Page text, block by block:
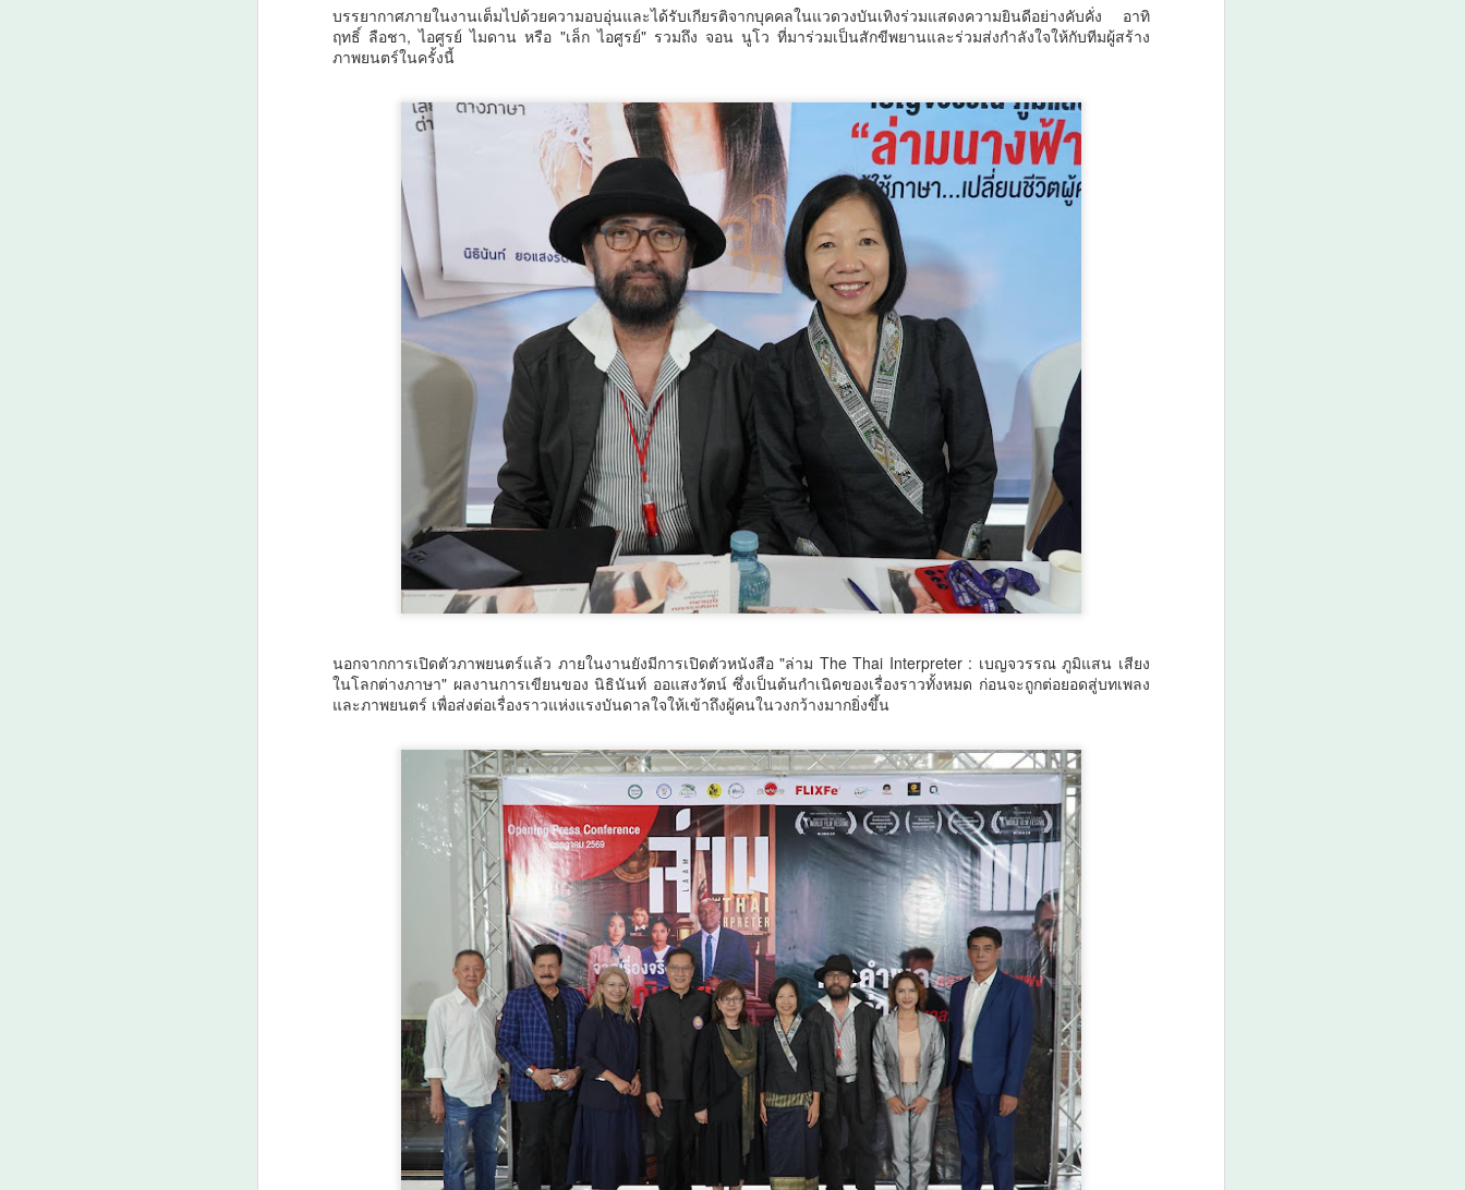
บรรยากาศภายในงานเต็มไปด้วยความอบอุ่นและได้รับเกียรติจากบุคคลในแวดวงบันเทิงร่วมแสดงความยินดีอย่างคับคั่ง อาทิ
ฤทธิ์ ลือชา, ไอศูรย์ ไมดาน หรือ "เล็ก ไอศูรย์" รวมถึง จอน นูโว ที่มาร่วมเป็นสักขีพยานและร่วมส่งกำลังใจให้กับทีมผู้สร้าง
ภาพยนตร์ในครั้งนี้
นอกจากการเปิดตัวภาพยนตร์แล้ว ภายในงานยังมีการเปิดตัวหนังสือ "ล่าม The Thai Interpreter : เบญจวรรณ ภูมิแสน เสียง
ในโลกต่างภาษา" ผลงานการเขียนของ นิธินันท์ ออแสงวัตน์ ซึ่งเป็นต้นกำเนิดของเรื่องราวทั้งหมด ก่อนจะถูกต่อยอดสู่บทเพลง
และภาพยนตร์ เพื่อส่งต่อเรื่องราวแห่งแรงบันดาลใจให้เข้าถึงผู้คนในวงกว้างมากยิ่งขึ้น
ป้องกันประเทศ
วศ.อว.–วท.กห.
AUG
กรมพัฒน์ คว้ารางวัล GDCC GOV Cloud Awards
ตอกย้ำความสำเร็จของระบบ DSD Online Training ใน
การขับเคลื่อนการพัฒนากำลังคนที่ทันสมัย
กรมพัฒน์ คว้ารางวัล GDCC GOV Cloud Awards ตอกย้ำความสำเร็จของ
ระบบ DSD Online Training ในการขับเคลื่อนการพัฒนากำลังคนที่ทันสมัย
กรมพัฒนาฝีมือแรงงาน ได้รับรางวัล GDCC GOV Cloud Awards ประจำปี
พ.ศ.
AUG
6
ศน. ร่วมกับจังหวัดสตูล จัดกิจกรรม “พลังศรัทธาถวาย
เทียนพรรษา 2 แผ่นดิน สานสัมพันธ์ ไทย – มาเลเซีย”
เชิญชวนพุทธศาสนิกชน งด ละ เลิกอบายมุข เนื่องใน
ศน.
AUG
6
มูลนิธิกองทุนนิยมไทย จับมือ กระทรวงวัฒนธรรม แถลง
เปิดตัวโครงการ ประกวดอัตลักษณ์อาหารภูมิภาค "รส
ถิ่นไทย" เฟ้นหาเมนูต้นตำรับ 4 ภูมิภาค ดัน Soft Power สู่
ระดับโลก
มูลนิธิกองทุนนิยมไทย จับมือ กระทรวงวัฒนธรรม แถลงเปิดตัวโครงการ
ประกวดอัตลักษณ์อาหารภูมิภาค "รสถิ่นไทย" เฟ้นหาเมนูต้นตำรับ 4 ภูมิภาค
ดัน Soft Power สู่ระดับโลก
เมื่อวันที่ 5 สิงหาคม 2569 — มูลนิธิกองทุนนิยมไทย ร่วมกับกระทรวง
วัฒนธรรม โดยกรมส่งเสริมวัฒนธรรม แถลงข่าวเปิดตัวโครงการประกวดอัต
ลักษณ์อาหารภูมิภาค "รสถิ่นไทย" ณ มูลนิธิกองทุนนิยมไทย เขตบางรัก
กรุงเทพฯ เพื่อรวบรวม ยกระดับ และส่งเสริมอัตลักษณ์อาหารท้องถิ่นไทยสู่
การสร้างมูลค่าเพิ่มทางเศรษฐกิจ และการท่องเที่ยวเชิงอาหาร อย่างยั่งยืน
งานแถลงข่า
AUG
6
นครบาล 1 กัดไม่ปล่อย! แกะรอยขยายผลกลุ่มนักบิน จับ
ไอซ์ล๊อตมหึมากว่า 300 โล ก่อนเข้ากลางกรุง
นครบาล 1 กัดไม่ปล่อย! แกะรอยขยายผลกลุ่มนักบิน จับไอซ์ล๊อตมหึมากว่า
300 โล ก่อนเข้ากลางกรุง
ย้อนไปเมื่อ 16 มี.ค.2569 ที่ผ่านมา กก.สืบสวนนครบาล 1 บช.น.